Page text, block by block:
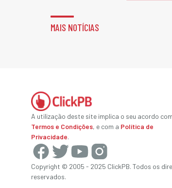
MAIS NOTÍCIAS
A utilização deste site implica o seu acordo
Termos e Condições, e com a Política de
Privacidade.
Copyright © 2005 - 2025 ClickPB. Todos os
reservados.